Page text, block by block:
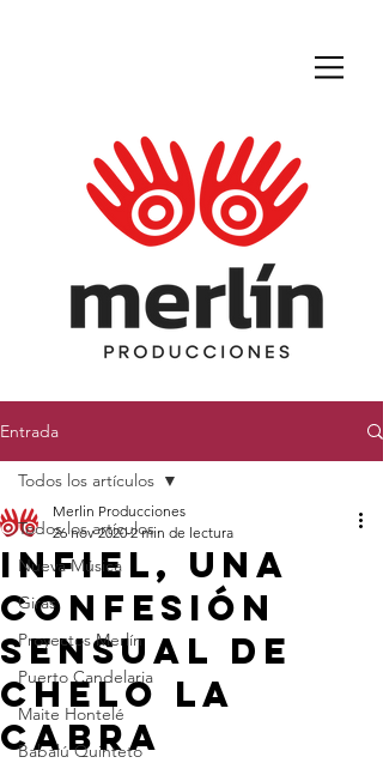
Entrada
Todos los artículos
Nueva Música
Giras
Proyectos Merlín
Puerto Candelaria
Maite Hontelé
Babalú Quinteto
Todos los artículos
Infiel, una
confesión
sensual de
Chelo La
Cabra
Merlin Producciones
26 nov 2020 2 min de lectura